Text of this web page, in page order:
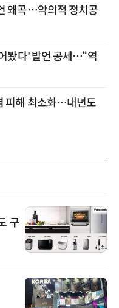
왜곡…악의적 정치공
봤다' 발언 공세…“역
피해 최소화…내년도
구